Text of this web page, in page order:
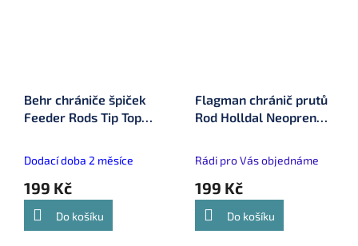
Behr chrániče špiček
Feeder Rods Tip Top
Dodací doba 2 měsíce
199 Kč
Do košíku
Flagman chránič prutů
Rod Holldal Neopren
Rádi pro Vás objednáme
199 Kč
Do košíku